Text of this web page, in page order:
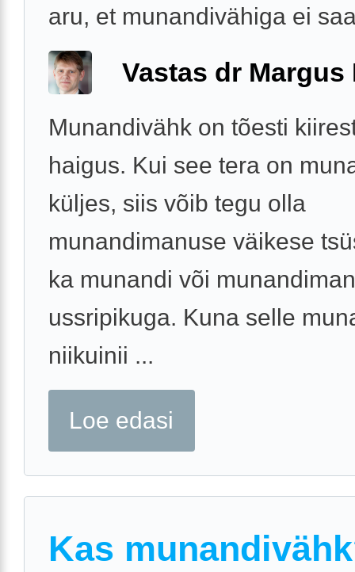
aru, et munandivähiga ei
Vastas dr Margus
Munandivähk on tõesti
haigus. Kui see tera on
küljes, siis võib tegu olla
munandimanuse väikese
ka munandi või
ussripikuga. Kuna selle
niikuinii ...
Loe edasi
Kas